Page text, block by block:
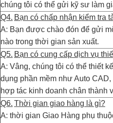
chúng tôi có thể gửi kỹ sư làm
Q4. Bạn có chấp nhận kiểm tra
A: Bạn được chào đón để gửi
nào trong thời gian sản xuất.
Q5. Bạn có cung cấp dịch vụ
A: Vâng, chúng tôi có thể thiết
dụng phần mềm như Auto
hợp tác kinh doanh chân thành
Q6. Thời gian giao hàng là gì?
A: thời gian Giao Hàng phụ